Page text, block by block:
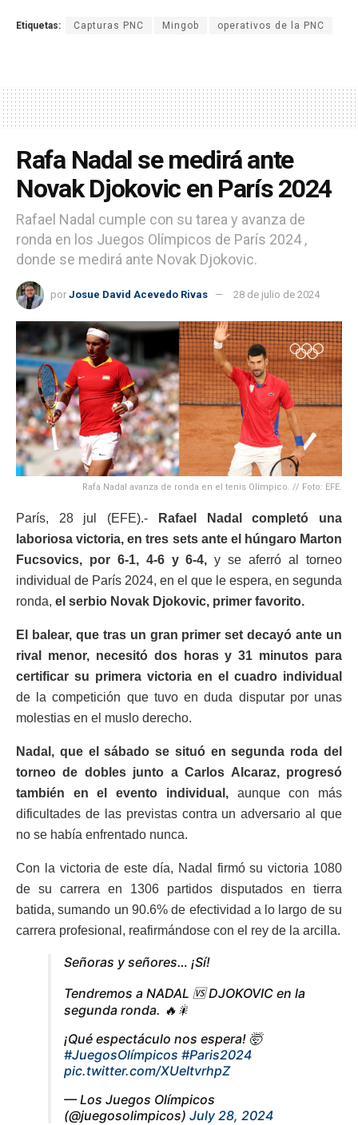
Etiquetas: Capturas PNC Mingob operativos de la PNC
Rafa Nadal se medirá ante
Novak Djokovic en París 2024
Rafael Nadal cumple con su tarea y avanza de
ronda en los Juegos Olímpicos de París 2024 ,
donde se medirá ante Novak Djokovic.
por Josue David Acevedo Rivas 28 de julio de 2024
Rafa Nadal avanza de ronda en el tenis Olímpico. // Foto: EFE.
París, 28 jul (EFE).-
Rafael Nadal completó una
laboriosa victoria, en tres sets ante el húngaro Marton
Fucsovics, por 6-1, 4-6 y 6-4, y se aferró al torneo
individual de París 2024, en el que le espera, en segunda
ronda, el serbio Novak Djokovic, primer favorito.
El balear, que tras un gran primer set decayó ante un
rival menor, necesitó dos horas y 31 minutos para
certificar su primera victoria en el cuadro individual
de la competición que tuvo en duda disputar por unas
molestias en el muslo derecho.
Nadal, que el sábado se situó en segunda roda del
torneo de dobles junto a Carlos Alcaraz, progresó
también en el evento individual,aunque con más
dificultades de las previstas contra un adversario al que
no se había enfrentado nunca.
Con la victoria de este día, Nadal firmó su victoria 1080
de su carrera en 1306 partidos disputados en tierra
batida, sumando un 90.6% de efectividad a lo largo de su
carrera profesional, reafirmándose con el rey de la arcilla.
Señoras y señores… ¡Sí!
Tendremos a NADAL 🆚 DJOKOVIC en la
segunda ronda. 🔥🎇
¡Qué espectáculo nos espera! 🤯
#JuegosOlímpicos #Paris2024
pic.twitter.com/XUeItvrhpZ
— Los Juegos Olímpicos
(@juegosolimpicos) July 28, 2024